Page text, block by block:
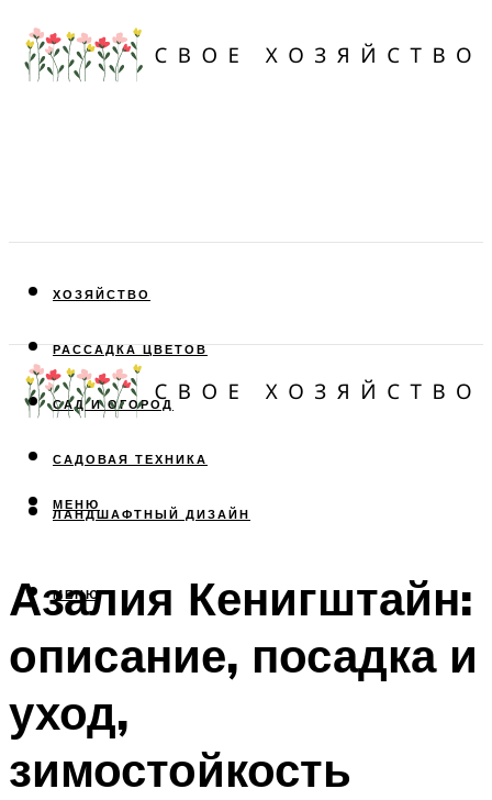
ХОЗЯЙСТВО
РАССАДКА ЦВЕТОВ
САД И ОГОРОД
САДОВАЯ ТЕХНИКА
ЛАНДШАФТНЫЙ ДИЗАЙН
МЕНЮ
МЕНЮ
Азалия Кенигштайн:
описание, посадка и
уход,
зимостойкость